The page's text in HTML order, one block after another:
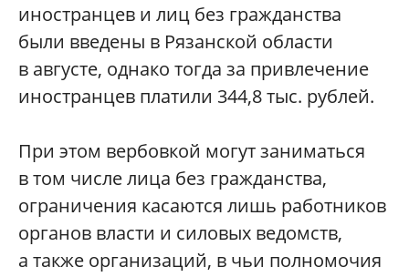
иностранцев и лиц без гражданства
были введены в Рязанской области
в августе, однако тогда за привлечение
иностранцев платили 344,8 тыс. рублей.
При этом вербовкой могут заниматься
в том числе лица без гражданства,
ограничения касаются лишь работников
органов власти и силовых ведомств,
а также организаций, в чьи полномочия